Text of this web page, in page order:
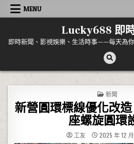
Skip to content
MENU
Lucky688 即
即時新聞、影視娛樂、生活時事——每天為
POSTED IN
新聞
新營圓環標線優化改
座螺旋圓環
工友 2025 年 12 月